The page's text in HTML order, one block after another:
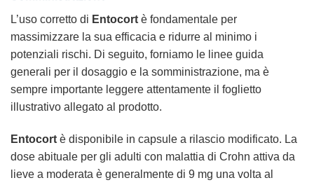
L’uso corretto di Entocort è fondamentale per
massimizzare la sua efficacia e ridurre al minimo i
potenziali rischi. Di seguito, forniamo le linee guida
generali per il dosaggio e la somministrazione, ma è
sempre importante leggere attentamente il foglietto
illustrativo allegato al prodotto.
Entocort è disponibile in capsule a rilascio modificato. La
dose abituale per gli adulti con malattia di Crohn attiva da
lieve a moderata è generalmente di 9 mg una volta al